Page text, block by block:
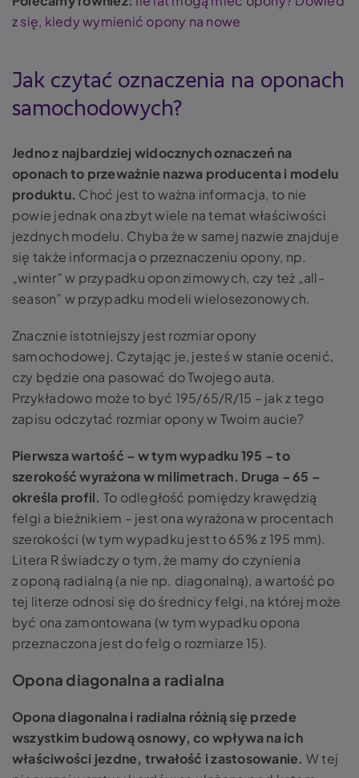
z się, kiedy wymienić opony na nowe
Jak czytać oznaczenia na oponach
samochodowych?
Jedno z najbardziej widocznych oznaczeń na
oponach to przeważnie nazwa producenta i modelu
produktu. Choć jest to ważna informacja, to nie
powie jednak ona zbyt wiele na temat właściwości
jezdnych modelu. Chyba że w samej nazwie znajduje
się także informacja o przeznaczeniu opony, np.
„winter” w przypadku opon zimowych, czy też „all-
season” w przypadku modeli wielosezonowych.
Znacznie istotniejszy jest rozmiar opony
samochodowej. Czytając je, jesteś w stanie ocenić,
czy będzie ona pasować do Twojego auta.
Przykładowo może to być 195/65/R/15 – jak z tego
zapisu odczytać rozmiar opony w Twoim aucie?
Pierwsza wartość – w tym wypadku 195 – to
szerokość wyrażona w milimetrach. Druga – 65 –
określa profil. To odległość pomiędzy krawędzią
felgi a bieżnikiem – jest ona wyrażona w procentach
szerokości (w tym wypadku jest to 65% z 195 mm).
Litera R świadczy o tym, że mamy do czynienia
z oponą radialną (a nie np. diagonalną), a wartość po
tej literze odnosi się do średnicy felgi, na której może
być ona zamontowana (w tym wypadku opona
przeznaczona jest do felg o rozmiarze 15).
Opona diagonalna a radialna
Opona diagonalna i radialna różnią się przede
wszystkim budową osnowy, co wpływa na ich
właściwości jezdne, trwałość i zastosowanie. W tej